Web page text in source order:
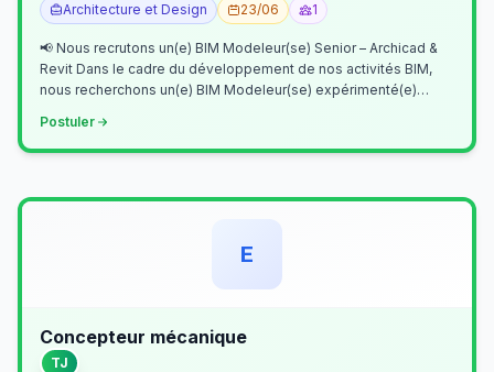
Architecture et Design
23/06 1
📢 Nous recrutons un(e) BIM Modeleur(se) Senior – Archicad &
Revit Dans le cadre du développement de nos activités BIM,
nous recherchons un(e) BIM Modeleur(se) expérimenté(e)
Postuler
E
Concepteur mécanique
TJ